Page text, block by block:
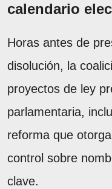
calendario
Horas antes de
disolución, la
proyectos de ley
parlamentaria,
reforma que
control sobre
clave.